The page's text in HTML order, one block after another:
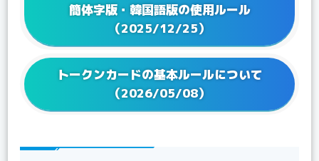
2022/12/27 Q&Aを更新！
Q&A テーマブースター オルタナティブビーイング
【EX-04】を更新！
2022/12/16 Q&Aを更新！
Q&A アドバンスデッキ ベルゼブモン【ST-14】を更
簡体字版・韓国語版の使用ルール
（2025/12/25）
トークンカードの基本ルールについて
（2026/05/08）